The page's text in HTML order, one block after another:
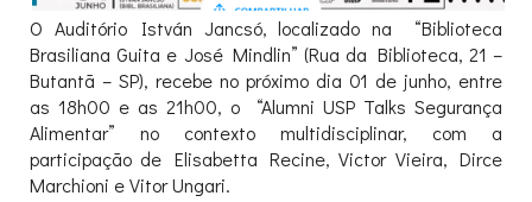
O Auditório István Jancsó, localizado na “Biblioteca
Brasiliana Guita e José Mindlin” (Rua da Biblioteca, 21 –
Butantã – SP), recebe no próximo dia 01 de junho, entre
as 18h00 e as 21h00, o “Alumni USP Talks Segurança
Alimentar” no contexto multidisciplinar, com a
participação de Elisabetta Recine, Victor Vieira, Dirce
Marchioni e Vitor Ungari.